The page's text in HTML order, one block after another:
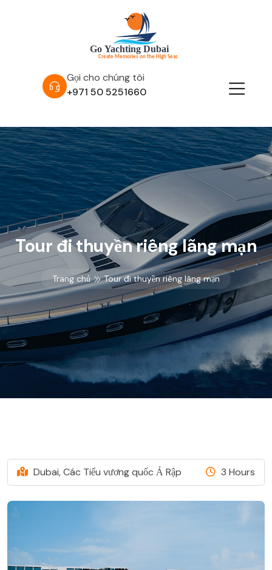
Gọi cho chúng tôi
+971 50 5251660
Tour đi thuyền riêng lãng mạn
Trang chủ Tour đi thuyền riêng lãng mạn
Dubai, Các Tiểu vương quốc Ả Rập 3 Hours